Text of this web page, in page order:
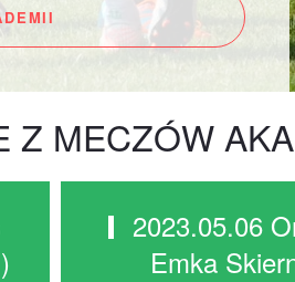
Z MECZÓW
2023.05.06
Emka